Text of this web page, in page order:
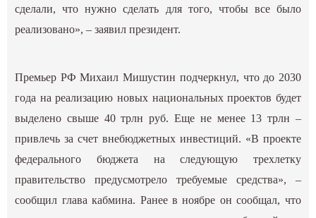
сделали, что нужно сделать для того, чтобы все было
реализовано», – заявил президент.
Премьер РФ Михаил Мишустин подчеркнул, что до 2030
года на реализацию новых национальных проектов будет
выделено свыше 40 трлн руб. Еще не менее 13 трлн –
привлечь за счет внебюджетных инвестиций. «В проекте
федерального бюджета на следующую трехлетку
правительство предусмотрело требуемые средства», –
сообщил глава кабмина. Ранее в ноябре он сообщал, что